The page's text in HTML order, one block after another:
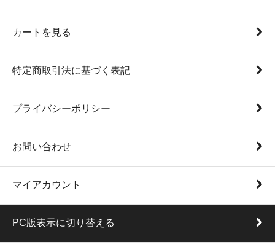
カートを見る
特定商取引法に基づく表記
プライバシーポリシー
お問い合わせ
マイアカウント
PC版表示に切り替える